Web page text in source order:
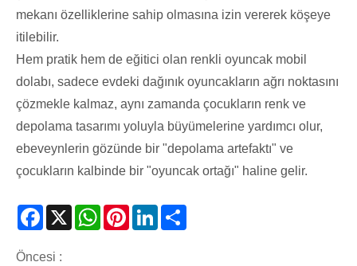
mekanı özelliklerine sahip olmasına izin vererek köşeye
itilebilir.
Hem pratik hem de eğitici olan renkli oyuncak mobil
dolabı, sadece evdeki dağınık oyuncakların ağrı noktasını
çözmekle kalmaz, aynı zamanda çocukların renk ve
depolama tasarımı yoluyla büyümelerine yardımcı olur,
ebeveynlerin gözünde bir "depolama artefaktı" ve
çocukların kalbinde bir "oyuncak ortağı" haline gelir.
Facebook
X WhatsAppPinterestLinkedIn
Öncesi :